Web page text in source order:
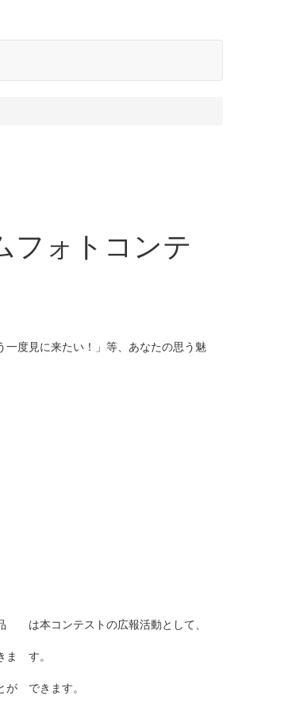
フォトコンテ
度見に来たい！」等、あなたの思う魅
は本コンテストの広報活動として、
ま す。
が できます。